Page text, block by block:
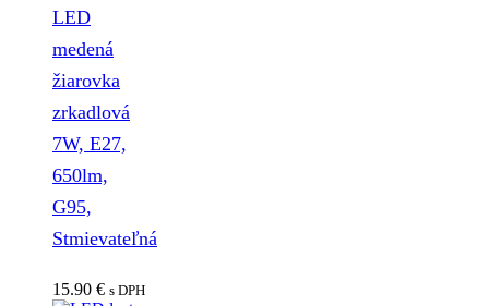
LED
medená
žiarovka
zrkadlová
7W, E27,
650lm,
G95,
Stmievateľná
15.90 € s DPH